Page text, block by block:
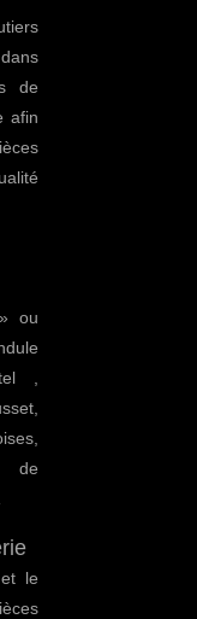
de
afin
ou
,
de
le